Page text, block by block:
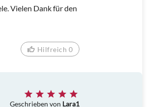
Vielen Dank für den
Hilfreich 0
Geschrieben von Lara1